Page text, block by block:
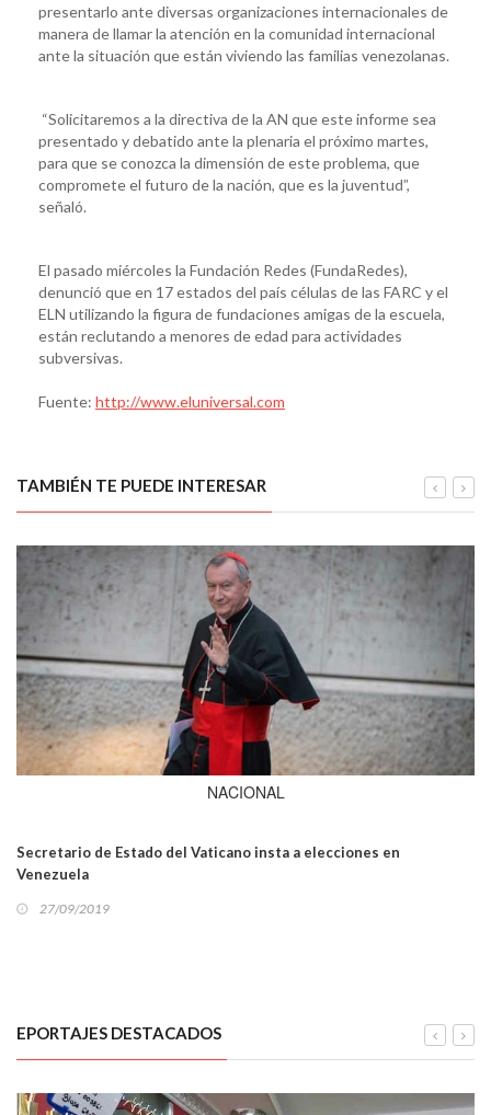
presentarlo ante diversas organizaciones internacionales de
manera de llamar la atención en la comunidad internacional
ante la situación que están viviendo las familias venezolanas.
“Solicitaremos a la directiva de la AN que este informe sea
presentado y debatido ante la plenaria el próximo martes,
para que se conozca la dimensión de este problema, que
compromete el futuro de la nación, que es la juventud”,
señaló.
El pasado miércoles la Fundación Redes (FundaRedes),
denunció que en 17 estados del país células de las FARC y el
ELN utilizando la figura de fundaciones amigas de la escuela,
están reclutando a menores de edad para actividades
subversivas.
Fuente: http://www.eluniversal.com
TAMBIÉN TE PUEDE INTERESAR
NACIONAL
Secretario de Estado del Vaticano insta a elecciones en
Venezuela
27/09/2019
EPORTAJES DESTACADOS